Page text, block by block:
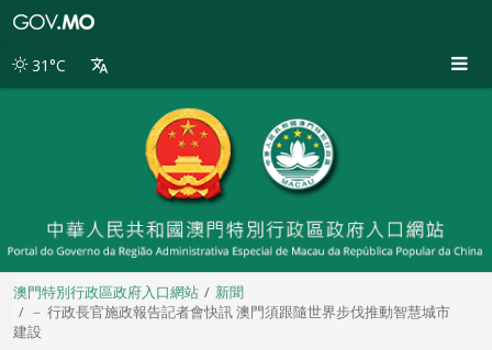
別
31°C
澳門特別行政區政府入口網站
新聞
－ 行政長官施政報告記者會快訊 澳門須跟隨世界步伐推動智慧城市
建設